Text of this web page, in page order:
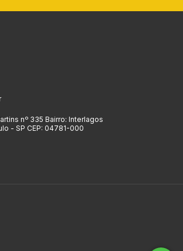
nº 335 Bairro: Interlagos
- SP CEP: 04781-000